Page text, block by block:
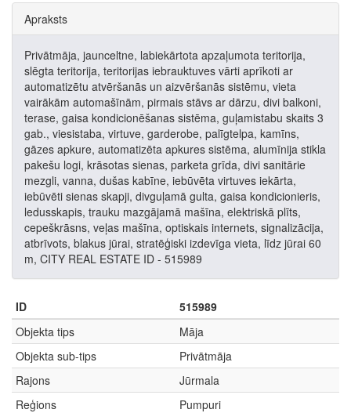
Apraksts
Privātmāja, jaunceltne, labiekārtota apzaļumota teritorija,
slēgta teritorija, teritorijas iebrauktuves vārti aprīkoti ar
automatizētu atvēršanās un aizvēršanās sistēmu, vieta
vairākām automašīnām, pirmais stāvs ar dārzu, divi balkoni,
terase, gaisa kondicionēšanas sistēma, guļamistabu skaits 3
gab., viesistaba, virtuve, garderobe, palīgtelpa, kamīns,
gāzes apkure, automatizēta apkures sistēma, alumīnija stikla
pakešu logi, krāsotas sienas, parketa grīda, divi sanitārie
mezgli, vanna, dušas kabīne, iebūvēta virtuves iekārta,
iebūvēti sienas skapji, divguļamā gulta, gaisa kondicionieris,
ledusskapis, trauku mazgājamā mašīna, elektriskā plīts,
cepeškrāsns, veļas mašīna, optiskais internets, signalizācija,
atbrīvots, blakus jūrai, stratēģiski izdevīga vieta, līdz jūrai 60
m, CITY REAL ESTATE ID - 515989
ID
515989
Objekta tips
Māja
Objekta sub-tips
Privātmāja
Rajons
Jūrmala
Reģions
Pumpuri